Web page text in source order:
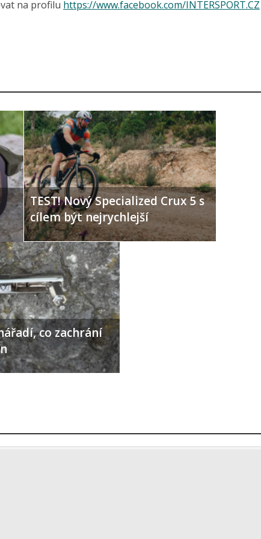
na profilu https://www.facebook.com/INTERSPORT.CZ
TEST! Nový Specialized Crux 5 s
cílem být nejrychlejší
co zachrání